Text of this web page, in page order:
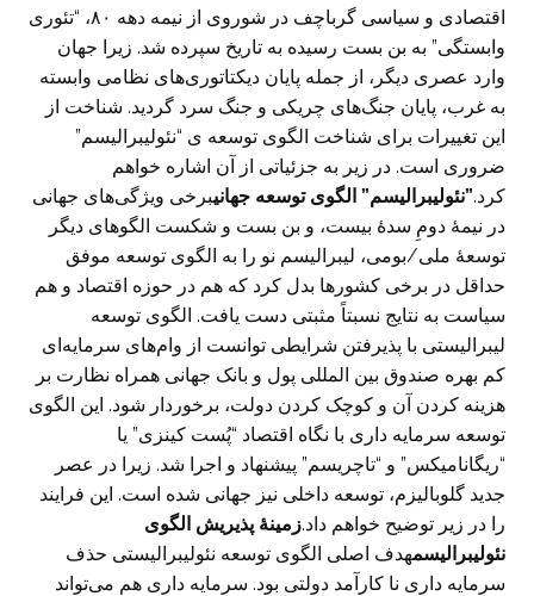
اقتصادی و سیاسی گرباچف در شوروی از نیمه دهه ۸۰، “تئوری
وابستگی” به بن بست رسیده به تاریخ سپرده شد. زیرا جهان
وارد عصری دیگر، از جمله پایان دیکتاتوری‌های نظامی وابسته
به غرب، پایان جنگ‌های چریکی و جنگ سرد گردید. شناخت از
این تغییرات برای شناخت الگوی توسعه ی “نئولیبرالیسم”
ضروری است. در زیر به جزئیاتی از آن اشاره خواهم
کرد.”نئولیبرالیسم” الگوی توسعه جهانیبرخی ویژگی‌های جهانی
در نیمۀ دومِ سدۀ بیست، و بن بست و شکست الگوهای دیگر
توسعۀ ملی/بومی، لیبرالیسم نو را به الگوی توسعه موفق
حداقل در برخی کشورها بدل کرد که هم در حوزه اقتصاد و هم
سیاست به نتایج نسبتاً مثبتی دست یافت. الگوی توسعه
لیبرالیستی با پذیرفتن شرایطی توانست از وام‌های سرمایه‌ای
کم بهره صندوق بین المللی پول و بانک جهانی همراه نظارت بر
هزینه کردن آن و کوچک کردن دولت، برخوردار شود. این الگوی
توسعه سرمایه داری با نگاه اقتصاد “پُست کینزی” یا
“ریگانامیکس” و “تاچریسم” پیشنهاد و اجرا شد. زیرا در عصر
جدید گلوبالیزم، توسعه داخلی نیز جهانی شده است. این فرایند
را در زیر توضیح خواهم داد.زمینۀ پذیریش الگوی
نئولیبرالیسمهدف اصلی الگوی توسعه نئولیبرالیستی حذف
سرمایه داری نا کارآمد دولتی بود. سرمایه داری هم می‌تواند